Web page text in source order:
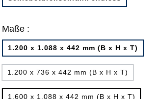
Maße :
1.200 x 1.088 x 442 mm (B x H x T)
1.200 x 736 x 442 mm (B x H x T)
1.600 x 1.088 x 442 mm (B x H x T)